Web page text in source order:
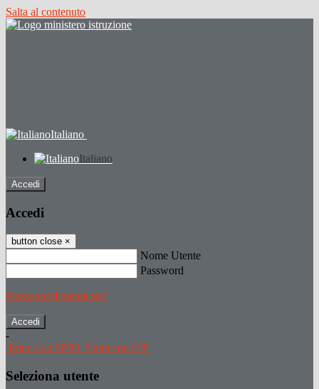
Salta al contenuto
Italiano
Italiano
Accedi
Accedi
button close ×
Nome Utente
Password
Password dimenticata?
-
Entra con SPID Entra con CIE
Seleziona utente